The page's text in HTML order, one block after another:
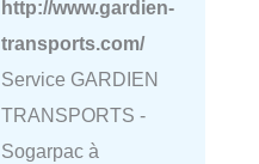
http://www.gardien-
transports.com/
Service GARDIEN
TRANSPORTS -
Sogarpac à